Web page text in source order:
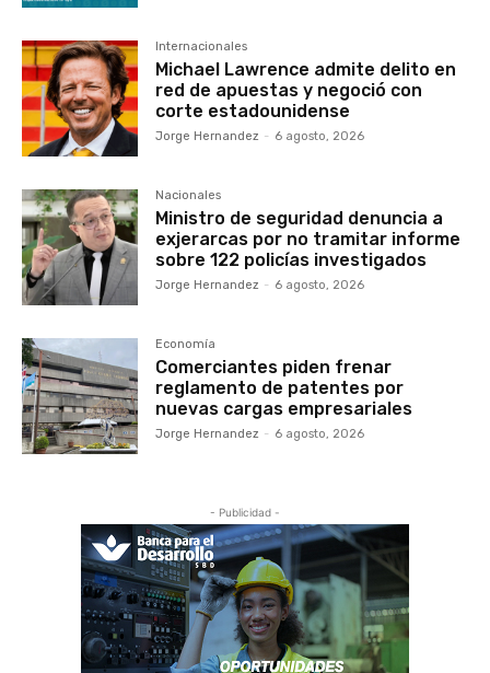
Internacionales
Michael Lawrence admite delito en
red de apuestas y negoció con
corte estadounidense
Jorge Hernandez - 6 agosto, 2026
Nacionales
Ministro de seguridad denuncia a
exjerarcas por no tramitar informe
sobre 122 policías investigados
Jorge Hernandez - 6 agosto, 2026
Economía
Comerciantes piden frenar
reglamento de patentes por
nuevas cargas empresariales
Jorge Hernandez - 6 agosto, 2026
- Publicidad -